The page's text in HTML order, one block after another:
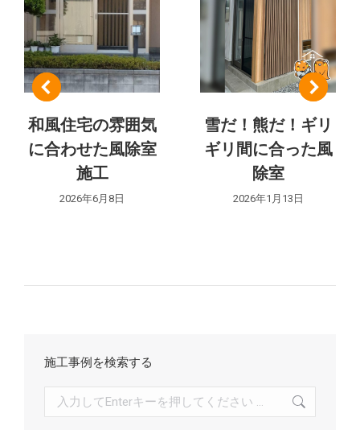
ビ
ゲ
ー
シ
ョ
和風住宅の雰囲気
に合わせた風除室
施工
2026年6月8日
雪だ！熊だ！ギリ
ギリ間に合った風
除室
2026年1月13日
施工事例を検索する